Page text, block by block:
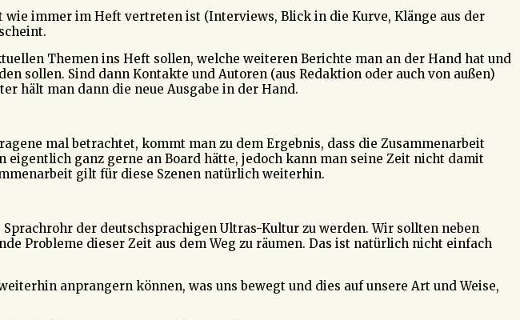
immer im Heft vertreten ist (Interviews, Blick in die Kurve, Klänge aus der
Themen ins Heft sollen, welche weiteren Berichte man an der Hand hat und
sollen. Sind dann Kontakte und Autoren (aus Redaktion oder auch von außen)
hält man dann die neue Ausgabe in der Hand.
mal betrachtet, kommt man zu dem Ergebnis, dass die Zusammenarbeit
ganz gerne an Board hätte, jedoch kann man seine Zeit nicht damit
gilt für diese Szenen natürlich weiterhin.
der deutschsprachigen Ultras-Kultur zu werden. Wir sollten neben
Probleme dieser Zeit aus dem Weg zu räumen. Das ist natürlich nicht einfach
anprangern können, was uns bewegt und dies auf unsere Art und Weise,